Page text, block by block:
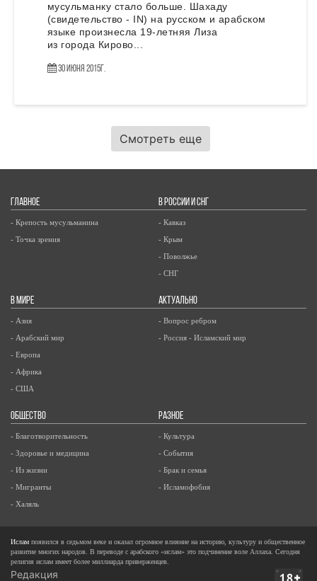
мусульманку стало больше. Шахаду
(свидетельство - IN) на русском и арабском
языке произнесла 19-летняя Лиза
из города Кирово...
30 Июня 2015г.
Смотреть еще
ГЛАВНОЕ
- Крепость мусульманина
- Точка зрения
В РОССИИ И СНГ
- Кавказ
- Крым
- Поволжье
- СНГ
В МИРЕ
- Азия
- Арабский мир
- Европа
- Африка
- США
АКТУАЛЬНО
- Вопрос ребром
- Россия - Исламский мир
ОБЩЕСТВО
- Благотворительность
- Здоровье и медицина
- Из жизни
- Мигранты
- Халяль
РАЗНОЕ
- Культура
- События
- Брак и семья
- Исламофобия
Ислам появился в седьмом веке и оказал огромное влияние на историю, культуру и общественное
развитие многих народов. В переводе с арабского «ислам» это подчинение воле Аллаха. Сегодня
религия ислам имеет более миллиарда приверженцев.
Редакция